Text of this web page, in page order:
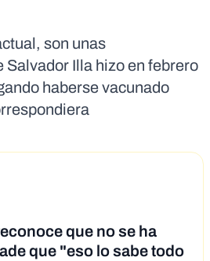
son unas
Salvador Illa hizo en febrero
haberse vacunado
que no se ha
que "eso lo sabe todo